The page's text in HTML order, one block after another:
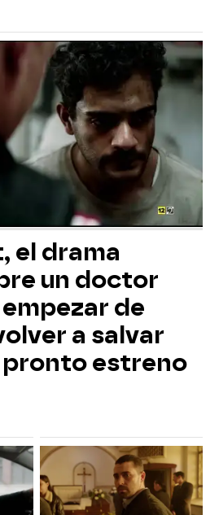
el drama
un doctor
de
a salvar
pronto estreno